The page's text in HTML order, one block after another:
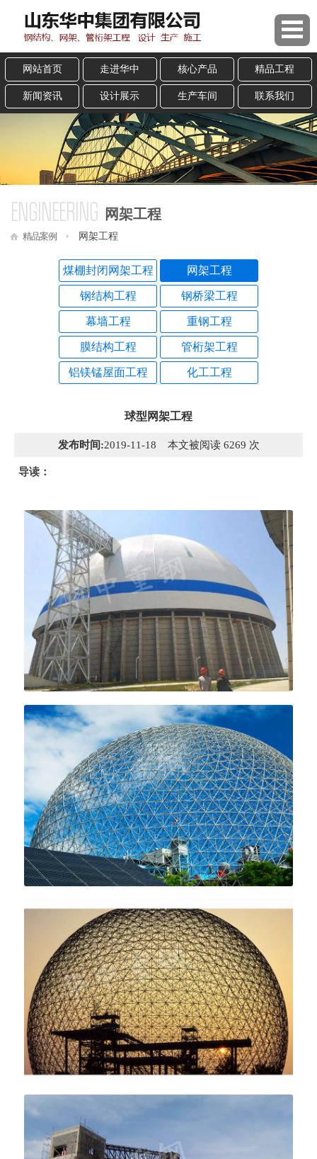
网站首页 走进华中 核心产品 精品工程
新闻资讯 设计展示 生产车间 联系我们
ENGINEERING 网架工程
精品案例 网架工程
煤棚封闭网架工程 网架工程
钢结构工程 钢桥梁工程
幕墙工程 重钢工程
膜结构工程 管桁架工程
铝镁锰屋面工程 化工工程
球型网架工程
发布时间:2019-11-18 本文被阅读 6269 次
导读：